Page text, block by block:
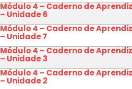
Módulo 4 – Caderno de
– Unidade 6
Módulo 4 – Caderno de
– Unidade 7
Módulo 4 – Caderno de
– Unidade 3
Módulo 4 – Caderno de
– Unidade 2